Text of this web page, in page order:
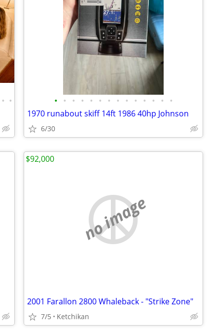
• • • • • • • • • • • • • • • •
1970 runabout skiff 14ft 1986 40hp Johnson
6/30
no image
2001 Farallon 2800 Whaleback - "Strike Zone"
7/5 Ketchikan
$92,000